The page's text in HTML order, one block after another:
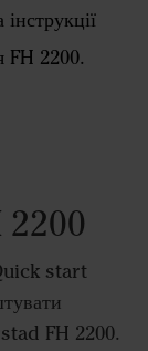
FH 2200.
2200
start
FH 2200.